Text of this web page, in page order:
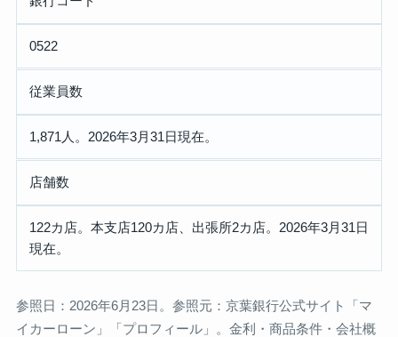
0522
従業員数
1,871人。2026年3月31日現在。
店舗数
122カ店。本支店120カ店、出張所2カ店。2026年3月31日
現在。
参照日：2026年6月23日。参照元：京葉銀行公式サイト「マ
イカーローン」「プロフィール」。金利・商品条件・会社概